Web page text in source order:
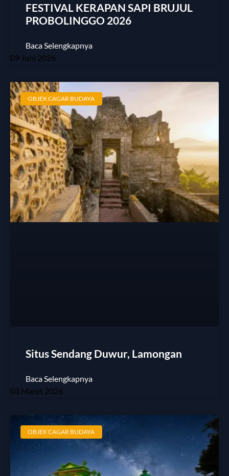
FESTIVAL KERAPAN SAPI BRUJUL
PROBOLINGGO 2026
Baca Selengkapnya
09 Juni 2026
OBJEK CAGAR BUDAYA
Situs Sendang Duwur, Lamongan
Baca Selengkapnya
03 Maret 2026
OBJEK CAGAR BUDAYA